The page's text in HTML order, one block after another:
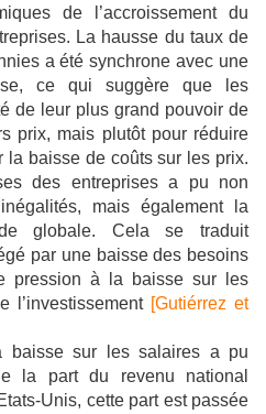
de l’accroissement du
La hausse du taux de
a été synchrone avec une
ce qui suggère que les
de leur plus grand pouvoir de
prix, mais plutôt pour réduire
la baisse de coûts sur les prix.
des entreprises a pu non
mais également la
globale. Cela se traduit
par une baisse des besoins
pression à la baisse sur les
l’investissement[Gutiérrez et
baisse sur les salaires a pu
la part du revenu national
Unis, cette part est passée